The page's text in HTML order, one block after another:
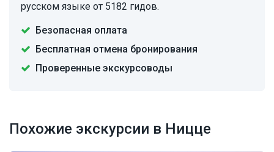
русском языке от 5182 гидов.
Безопасная оплата
Бесплатная отмена бронирования
Проверенные экскурсоводы
Похожие экскурсии в Ницце